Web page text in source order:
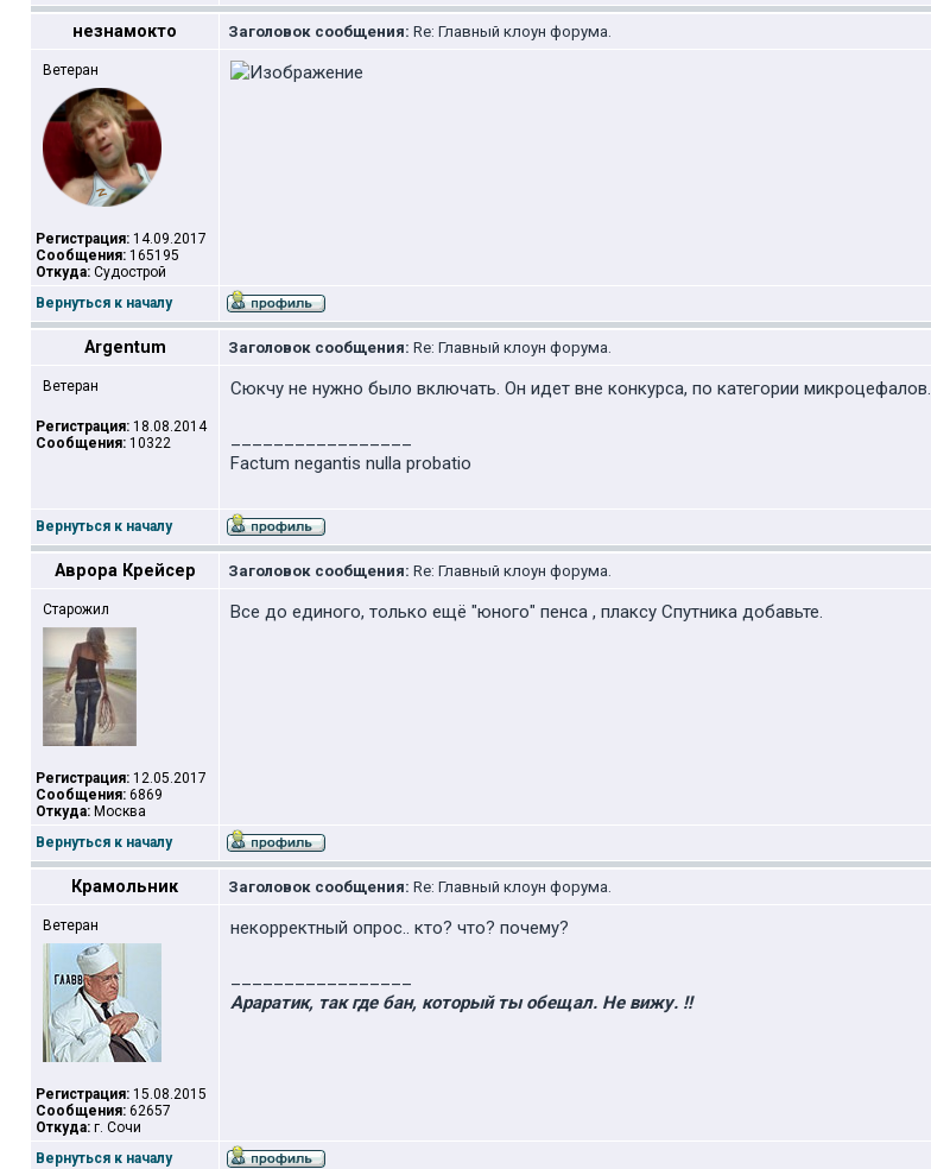
незнамокто Заголовок сообщения: Re: Главный клоун форума.
Ветеран
Регистрация: 14.09.2017
Сообщения: 165195
Откуда: Судострой
Вернуться к началу
Argentum Заголовок сообщения: Re: Главный клоун форума.
Ветеран
Регистрация: 18.08.2014
Сообщения: 10322
Сюкчу не нужно было включать. Он идет вне конкурса, по категории микроцефалов.
Factum negantis nulla probatio
Вернуться к началу
Аврора Крейсер Заголовок сообщения: Re: Главный клоун форума.
Старожил
Регистрация: 12.05.2017
Сообщения: 6869
Откуда: Москва
Все до единого, только ещё "юного" пенса , плаксу Спутника добавьте.
Вернуться к началу
Крамольник Заголовок сообщения: Re: Главный клоун форума.
Ветеран
Регистрация: 15.08.2015
Сообщения: 62657
Откуда: г. Сочи
некорректный опрос.. кто? что? почему?
Араратик, так где бан, который ты обещал. Не вижу. !!
Вернуться к началу